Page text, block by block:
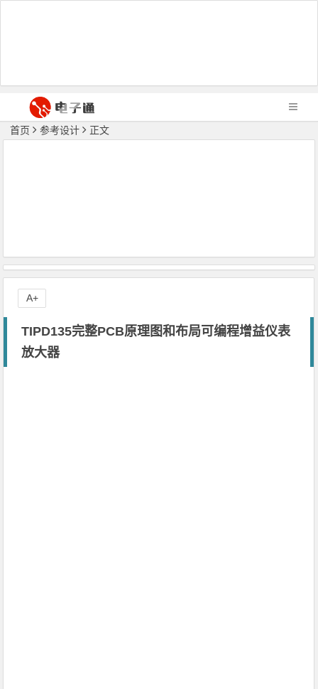
首页 参考设计 正文
TIPD135完整PCB原理图和布局可编程增益仪表
放大器
A+